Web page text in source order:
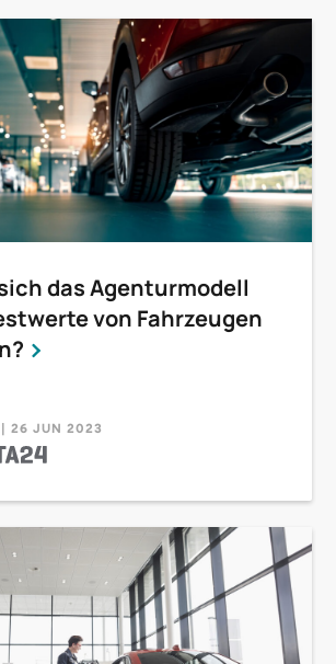
das Agenturmodell
von Fahrzeugen
| 26 JUN 2023